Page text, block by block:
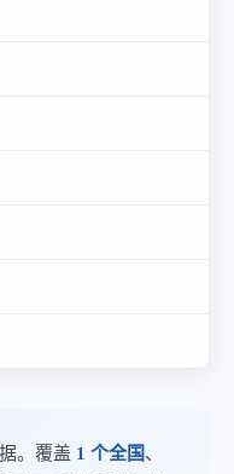
。覆盖 1 个全国、